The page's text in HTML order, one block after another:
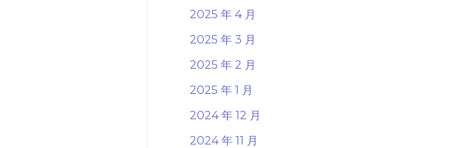
2025 年 4 月
2025 年 3 月
2025 年 2 月
2025 年 1 月
2024 年 12 月
2024 年 11 月